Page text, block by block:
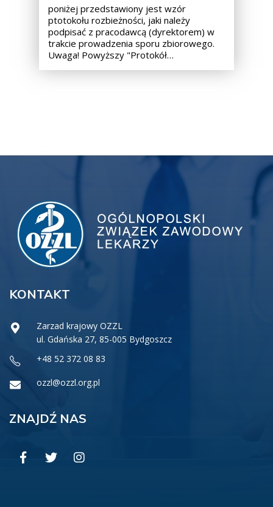
poniżej przedstawiony jest wzór
ptotokołu rozbieżności, jaki należy
podpisać z pracodawcą (dyrektorem) w
trakcie prowadzenia sporu zbiorowego.
Uwaga! Powyższy "Protokół…
KONTAKT
Zarzad krajowy OZZL
ul. Gdańska 27, 85-005 Bydgoszcz
+48 52 372 08 83
ozzl@ozzl.org.pl
ZNAJDŹ NAS